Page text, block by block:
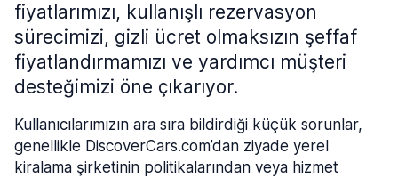
fiyatlarımızı, kullanışlı rezervasyon
sürecimizi, gizli ücret olmaksızın şeffaf
fiyatlandırmamızı ve yardımcı müşteri
desteğimizi öne çıkarıyor.
Kullanıcılarımızın ara sıra bildirdiği küçük sorunlar,
genellikle DiscoverCars.com’dan ziyade yerel
kiralama şirketinin politikalarından veya hizmet